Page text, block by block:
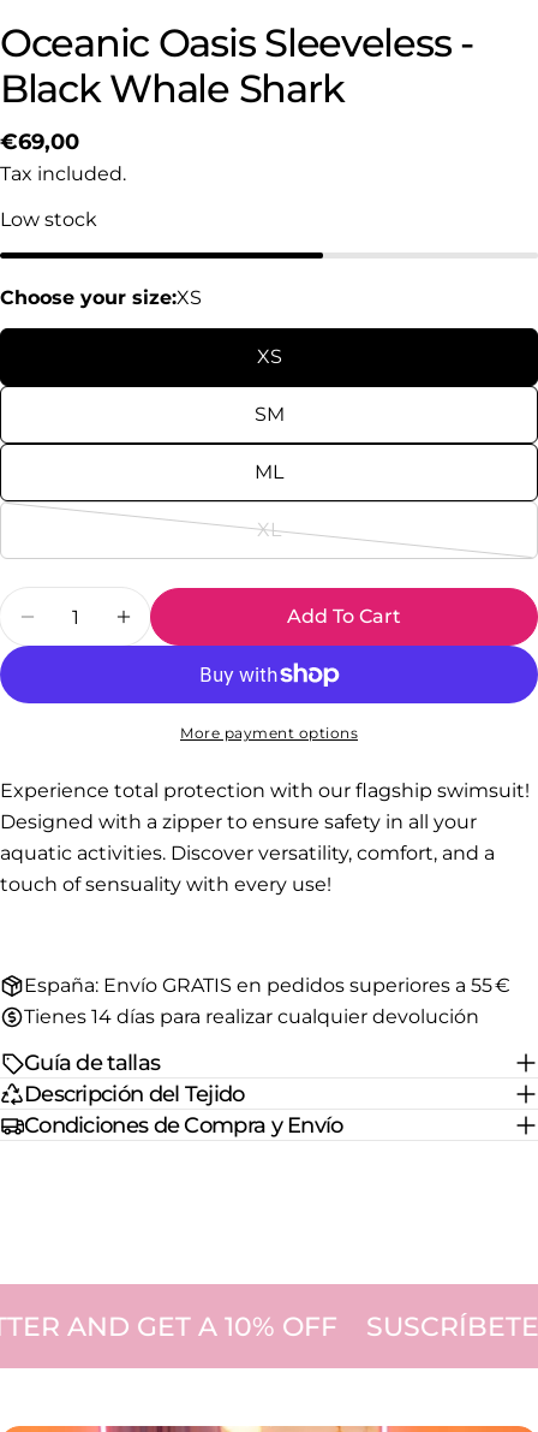
Oceanic Oasis Sleeveless -
Black Whale Shark
Regular
price
€69,00
Tax included.
Low stock
Choose your size:XS
XS
SM
ML
XL
Variant
out
unavailable
Decrease Quantity For Oceanic Oasis
Increase Quantity For Oceanic Oasis
Add To Cart
More payment options
Experience total protection with our flagship swimsuit!
Designed with a zipper to ensure safety in all your
aquatic activities. Discover versatility, comfort, and a
touch of sensuality with every use!
España: Envío GRATIS en pedidos superiores a 55 €
Tienes 14 días para realizar cualquier devolución
Guía de tallas
Descripción del Tejido
Condiciones de Compra y Envío
AND GET A 10% OFF SUSCRÍBETE A